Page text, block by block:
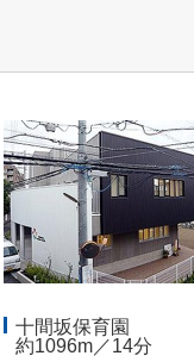
十間坂保育園
約1096m／14分